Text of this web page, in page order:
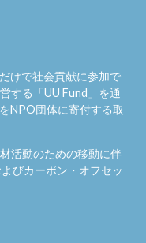
けで社会貢献に参加で
する「UU Fund 」を通
NPO団体に寄付する取
活動のための移動に伴
びカーボン・オフセッ